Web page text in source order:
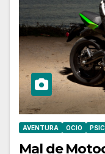
AVENTURA OCIO
Mal de